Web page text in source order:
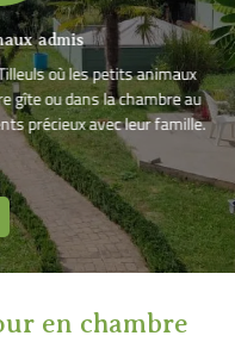
admis
où les petits animaux
ou dans la chambre au
avec leur famille.
en chambre